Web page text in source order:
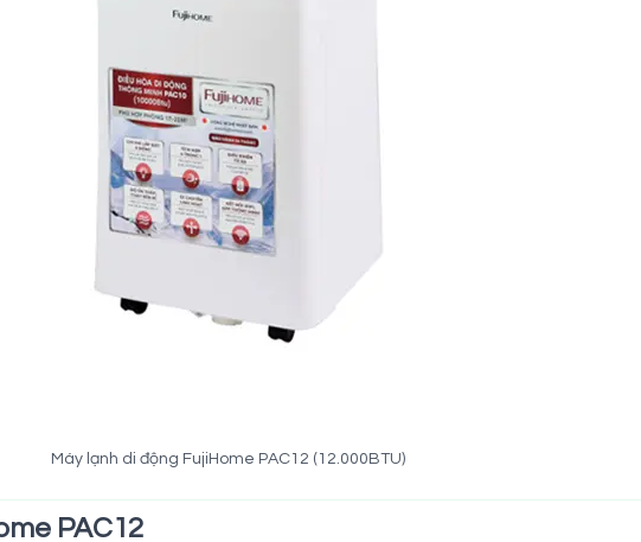
Máy lạnh di động FujiHome PAC12 (12.000BTU)
PAC12